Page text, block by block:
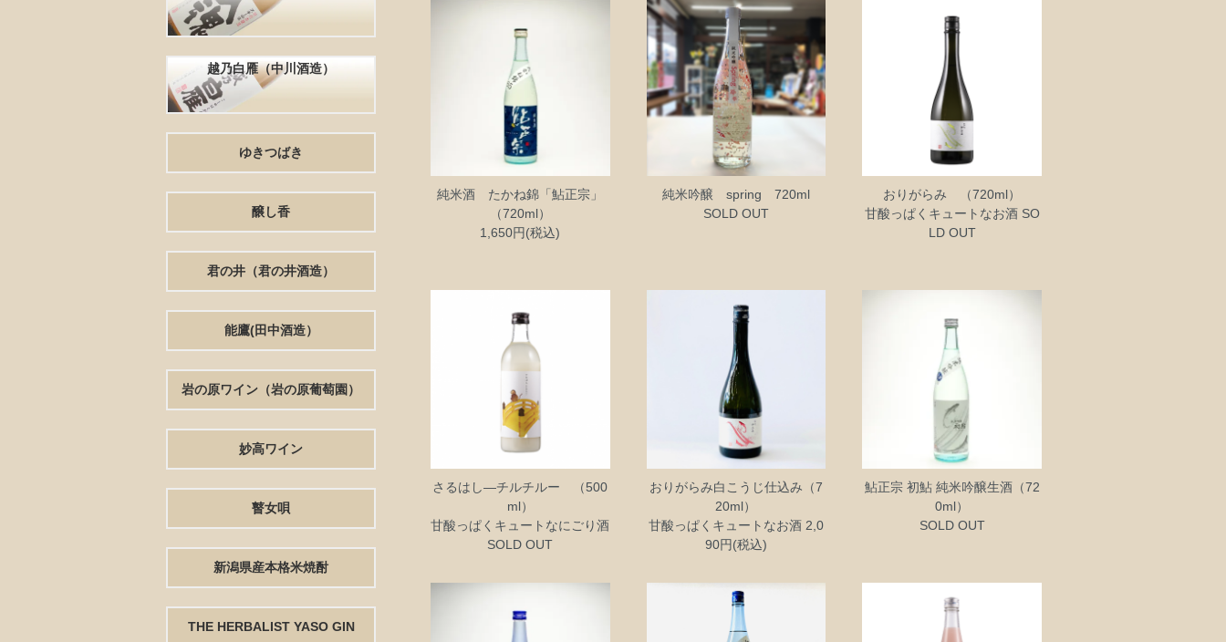
純米酒 たかね錦「鮎正宗」
（720ml）
1,650円(税込)
純米吟醸 spring 720ml
SOLD OUT
おりがらみ （720ml）
甘酸っぱくキュートなお酒 SO
LD OUT
さるはし―チルチルー （500
ml）
甘酸っぱくキュートなにごり酒
SOLD OUT
おりがらみ白こうじ仕込み（7
20ml）
甘酸っぱくキュートなお酒 2,0
90円(税込)
鮎正宗 初鮎 純米吟醸生酒（72
0ml）
SOLD OUT
越乃白雁（中川酒造）
ゆきつばき
醸し香
君の井（君の井酒造）
能鷹(田中酒造）
岩の原ワイン（岩の原葡萄園）
妙高ワイン
瞽女唄
新潟県産本格米焼酎
THE HERBALIST YASO GIN